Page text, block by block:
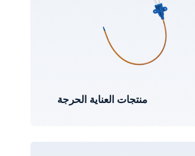
منتجات العناية الحرجة